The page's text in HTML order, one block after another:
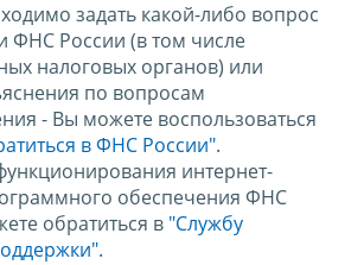
задать какой-либо вопрос
ФНС России (в том числе
налоговых органов) или
по вопросам
- Вы можете воспользоваться
в ФНС России".
интернет-
обеспечения ФНС
обратиться в "Службу